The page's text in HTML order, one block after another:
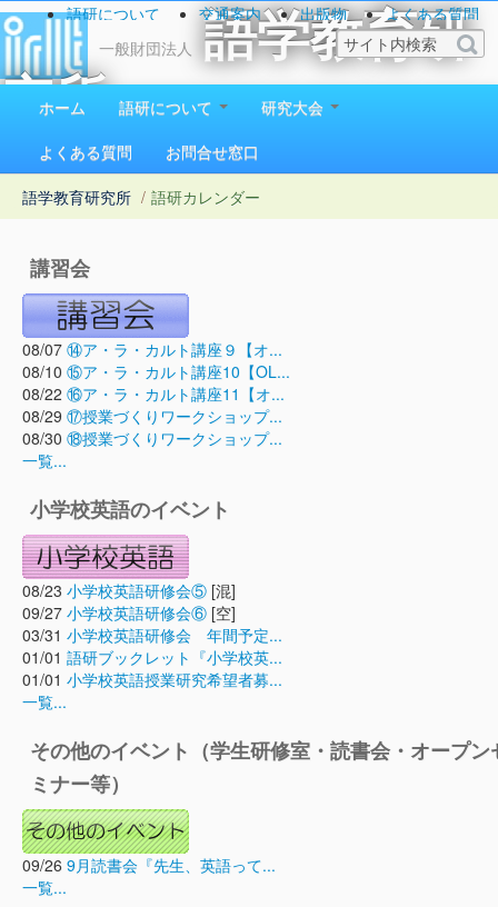
一般財団法人
語学教育研
究所
1923（大正12）年創立
語研について 交通案内 出版物
よくある質問
お問い合わせ
ホーム 語研について
研究大会
よくある質問
お問合せ窓口
語学教育研究所 / 語研カレンダー
講習会
08/07 ⑭ア・ラ・カルト講座９【オ...
08/10 ⑮ア・ラ・カルト講座10【OL...
08/22 ⑯ア・ラ・カルト講座11【オ...
08/29 ⑰授業づくりワークショップ...
08/30 ⑱授業づくりワークショップ...
一覧...
小学校英語のイベント
08/23 小学校英語研修会⑤ [混]
09/27 小学校英語研修会⑥ [空]
03/31 小学校英語研修会 年間予定...
01/01 語研ブックレット『小学校英...
01/01 小学校英語授業研究希望者募...
一覧...
その他のイベント（学生研修室・読書会・オープン
ミナー等）
09/26 9月読書会『先生、英語って...
一覧...